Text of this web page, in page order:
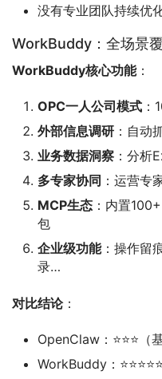
没有专业团队持续优
WorkBuddy：全场景
WorkBuddy核心功能：
OPC一人公司模式
外部信息调研 ：自动
业务数据洞察 ：分析
多专家协同 ：运营专
MCP生态 ：内置
包
企业级功能：操作留
录…
对比结论：
OpenClaw：⭐⭐⭐（
WorkBuddy：